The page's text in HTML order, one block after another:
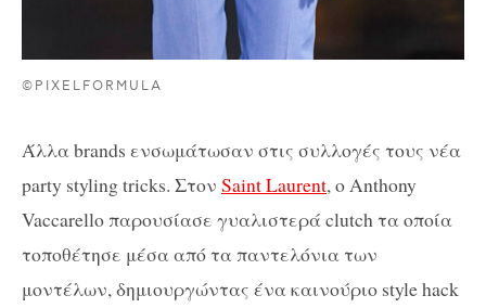
©PIXELFORMULA
Άλλαbrands ενσωμάτωσαν στις συλλογές τους νέα
party styling tricks. Στον Saint Laurent, ο Anthony
Vaccarello παρουσίασε γυαλιστεράclutchτα οποία
τοποθέτησε μέσα από τα παντελόνια των
μοντέλων, δημιουργώντας ένα καινούριο stylehack